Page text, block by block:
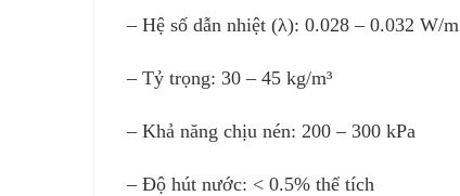
– Hệ số dẫn nhiệt (λ): 0.028 – 0.032 W/
– Tỷ trọng: 30 – 45 kg/m³
– Khả năng chịu nén: 200 – 300 kPa
– Độ hút nước: < 0.5% thể tích